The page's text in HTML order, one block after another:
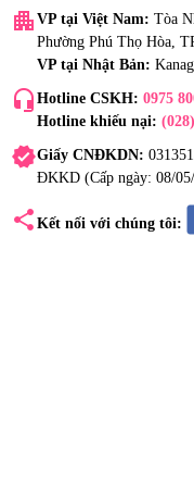
apartment VP tại Việt Nam: Tòa
Phường Phú Thọ Hòa,
VP tại Nhật Bản:
headset_mic Hotline CSKH: 0975
Hotline khiếu nại:
verifiedGiấy CNĐKDN:
ĐKKD (Cấp ngày: 08/
share Kết nối với chúng tôi: